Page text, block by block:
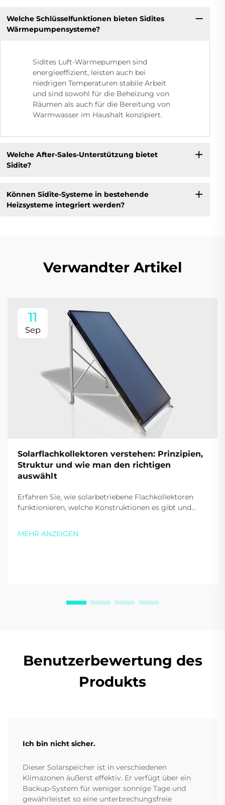
Welche Schlüsselfunktionen bieten Sidites
Wärmepumpensysteme?
Sidites Luft-Wärmepumpen sind
energieeffizient, leisten auch bei
niedrigen Temperaturen stabile Arbeit
und sind sowohl für die Beheizung von
Räumen als auch für die Bereitung von
Warmwasser im Haushalt konzipiert.
Welche After-Sales-Unterstützung bietet
Sidite?
Können Sidite-Systeme in bestehende
Heizsysteme integriert werden?
Verwandter Artikel
11
Sep
Solarflachkollektoren verstehen: Prinzipien,
Struktur und wie man den richtigen
auswählt
Erfahren Sie, wie solarbetriebene Flachkollektoren
funktionieren, welche Konstruktionen es gibt und
sollten. Steigern Sie Effizienz und sparen Sie Geld –
MEHR ANZEIGEN
Benutzerbewertung des
Produkts
Ich bin nicht sicher.
Dieser Solarspeicher ist in verschiedenen
Klimazonen äußerst effektiv. Er verfügt über ein
Backup-System für weniger sonnige Tage und
gewährleistet so eine unterbrechungsfreie